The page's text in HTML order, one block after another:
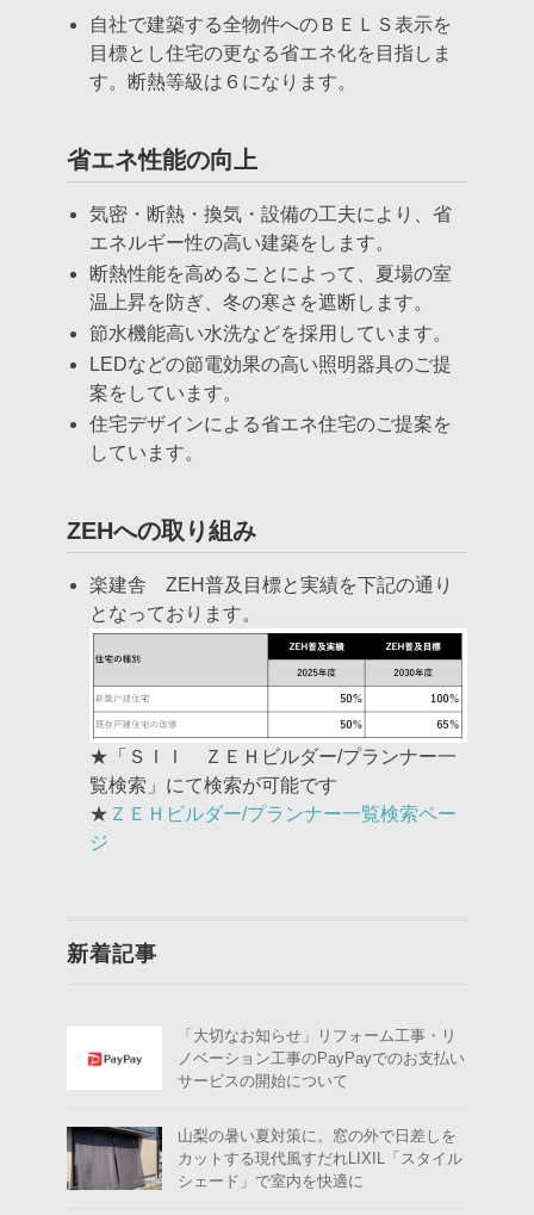
自社で建築する全物件へのＢＥＬＳ表示を
目標とし住宅の更なる省エネ化を目指しま
す。断熱等級は６になります。
省エネ性能の向上
気密・断熱・換気・設備の工夫により、省
エネルギー性の高い建築をします。
断熱性能を高めることによって、夏場の室
温上昇を防ぎ、冬の寒さを遮断します。
節水機能高い水洗などを採用しています。
LEDなどの節電効果の高い照明器具のご提
案をしています。
住宅デザインによる省エネ住宅のご提案を
しています。
ZEHへの取り組み
楽建舎 ZEH普及目標と実績を下記の通り
となっております。
★「ＳＩＩ ＺＥＨビルダー/プランナー一
覧検索」にて検索が可能です
★ ＺＥＨビルダー/プランナー一覧検索ペー
ジ
新着記事
「大切なお知らせ」リフォーム工事・リ
ノベーション工事のPayPayでのお支払い
サービスの開始について
山梨の暑い夏対策に。窓の外で日差しを
カットする現代風すだれLIXIL「スタイル
シェード」で室内を快適に